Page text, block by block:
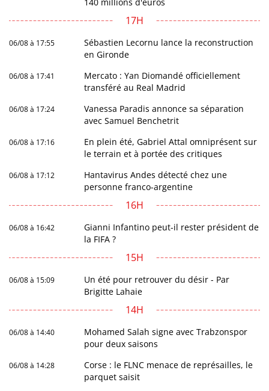
17H
06/08 à 17:55
Sébastien Lecornu lance la reconstruction
en Gironde
06/08 à 17:41
Mercato : Yan Diomandé officiellement
transféré au Real Madrid
06/08 à 17:24
Vanessa Paradis annonce sa séparation
avec Samuel Benchetrit
06/08 à 17:16
En plein été, Gabriel Attal omniprésent sur
le terrain et à portée des critiques
06/08 à 17:12
Hantavirus Andes détecté chez une
personne franco-argentine
16H
06/08 à 16:42
Gianni Infantino peut-il rester président de
la FIFA ?
15H
06/08 à 15:09
Un été pour retrouver du désir - Par
Brigitte Lahaie
14H
06/08 à 14:40
Mohamed Salah signe avec Trabzonspor
pour deux saisons
06/08 à 14:28
Corse : le FLNC menace de représailles, le
parquet saisit